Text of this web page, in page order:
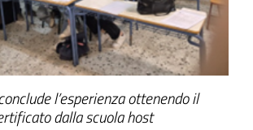
l’esperienza ottenendo il
dalla scuola host